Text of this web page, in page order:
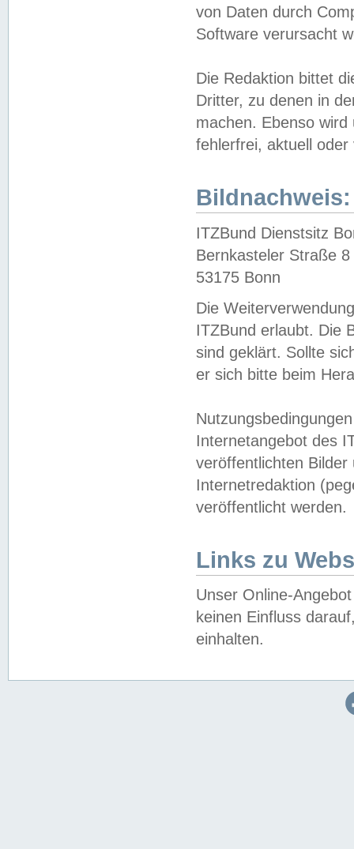
von Daten durch
Software verursacht
Die Redaktion bittet
Dritter, zu denen in
machen. Ebenso
fehlerfrei, aktuell oder
Bildnachweis:
ITZBund Dienstsitz
Bernkasteler Straße 8
53175 Bonn
Die
ITZBund erlaubt. Die
sind geklärt. Sollte
er sich bitte beim
Internetangebot des
veröffentlichten
Internetredaktion
veröffentlicht werden.
Links zu
Unser Online-
keinen Einfluss
einhalten.